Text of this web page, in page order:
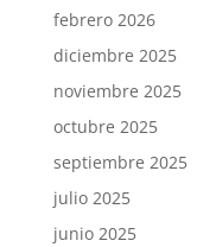
febrero 2026
diciembre 2025
noviembre 2025
octubre 2025
septiembre 2025
julio 2025
junio 2025